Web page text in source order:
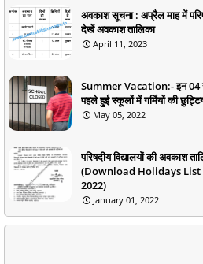
अवकाश सूचना : अप्रैल माह में
देखें अवकाश तालिका
April 11, 2023
Summer Vacation:- इन 04
पहले हुई स्कूलों में गर्मियों की
May 05, 2022
परिषदीय विद्यालयों की अवकाश
(Download Holidays List
2022)
January 01, 2022